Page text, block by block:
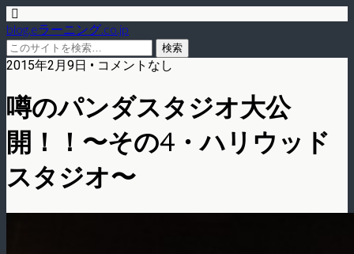
blog.eラーニング.co.jp
2015年2月9日 • コメントなし
噂のパンダスタジオ大公
開！！〜その4・ハリウッド
スタジオ〜